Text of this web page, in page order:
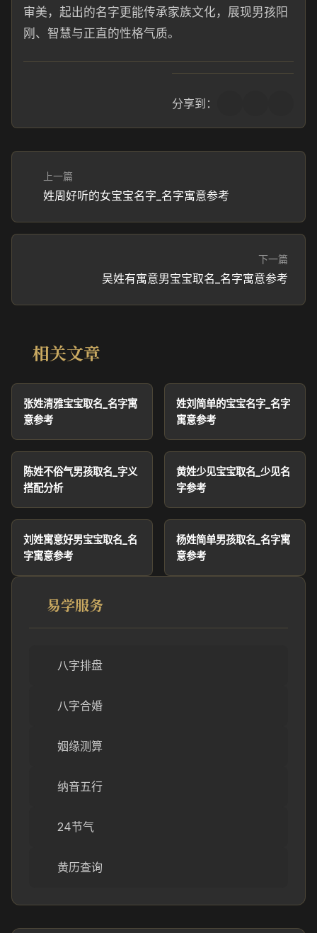
审美，起出的名字更能传承家族文化，展现男孩阳
刚、智慧与正直的性格气质。
分享到：
上一篇
姓周好听的女宝宝名字_名字寓意参考
下一篇
吴姓有寓意男宝宝取名_名字寓意参考
相关文章
张姓清雅宝宝取名_名字寓
意参考
姓刘简单的宝宝名字_名字
寓意参考
陈姓不俗气男孩取名_字义
搭配分析
黄姓少见宝宝取名_少见名
字参考
刘姓寓意好男宝宝取名_名
字寓意参考
杨姓简单男孩取名_名字寓
意参考
易学服务
八字排盘
八字合婚
姻缘测算
纳音五行
24节气
黄历查询